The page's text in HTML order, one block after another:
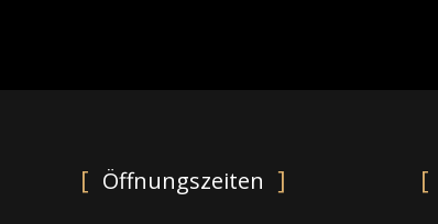
Öffnungszeiten